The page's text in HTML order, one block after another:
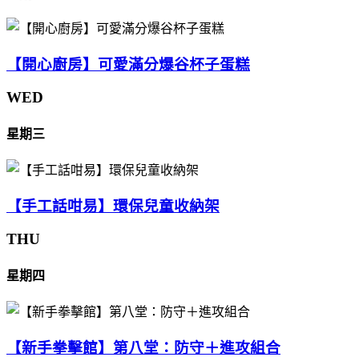
【開心廚房】可愛滿分爆谷杯子蛋糕
WED
星期三
【手工話咁易】環保兒童收納架
THU
星期四
【新手拳擊館】第八堂：防守＋進攻組合